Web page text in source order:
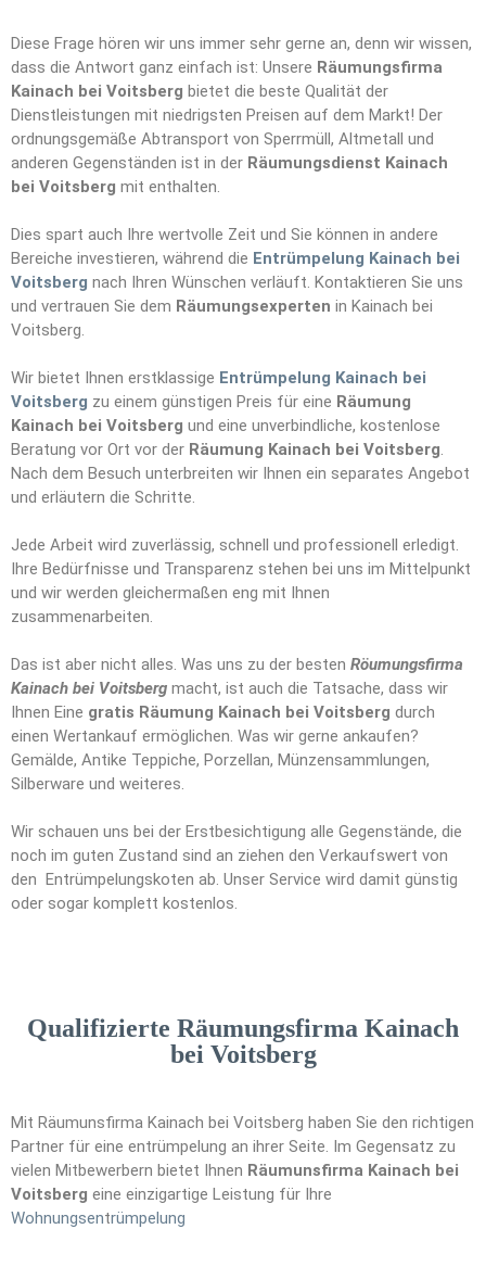
Diese Frage hören wir uns immer sehr gerne an, denn wir wissen,
dass die Antwort ganz einfach ist: Unsere Räumungsfirma
Kainach bei Voitsberg bietet die beste Qualität der
Dienstleistungen mit niedrigsten Preisen auf dem Markt! Der
ordnungsgemäße Abtransport von Sperrmüll, Altmetall und
anderen Gegenständen ist in der Räumungsdienst Kainach
bei Voitsberg mit enthalten.
Dies spart auch Ihre wertvolle Zeit und Sie können in andere
Bereiche investieren, während die Entrümpelung Kainach bei
Voitsberg nach Ihren Wünschen verläuft. Kontaktieren Sie uns
und vertrauen Sie dem Räumungsexperten in Kainach bei
Voitsberg.
Wir bietet Ihnen erstklassige Entrümpelung Kainach bei
Voitsberg zu einem günstigen Preis für eine Räumung
Kainach bei Voitsberg und eine unverbindliche, kostenlose
Beratung vor Ort vor der Räumung Kainach bei Voitsberg.
Nach dem Besuch unterbreiten wir Ihnen ein separates Angebot
und erläutern die Schritte.
Jede Arbeit wird zuverlässig, schnell und professionell erledigt.
Ihre Bedürfnisse und Transparenz stehen bei uns im Mittelpunkt
und wir werden gleichermaßen eng mit Ihnen
zusammenarbeiten.
Das ist aber nicht alles. Was uns zu der besten Röumungsfirma
Kainach bei Voitsberg macht, ist auch die Tatsache, dass wir
Ihnen Eine gratis Räumung Kainach bei Voitsberg durch
einen Wertankauf ermöglichen. Was wir gerne ankaufen?
Gemälde, Antike Teppiche, Porzellan, Münzensammlungen,
Silberware und weiteres.
Wir schauen uns bei der Erstbesichtigung alle Gegenstände, die
noch im guten Zustand sind an ziehen den Verkaufswert von
den Entrümpelungskoten ab. Unser Service wird damit günstig
oder sogar komplett kostenlos.
Qualifizierte Räumungsfirma Kainach
bei Voitsberg
Mit Räumunsfirma Kainach bei Voitsberg haben Sie den richtigen
Partner für eine entrümpelung an ihrer Seite. Im Gegensatz zu
vielen Mitbewerbern bietet Ihnen Räumunsfirma Kainach bei
Voitsberg eine einzigartige Leistung für Ihre
Wohnungsentrümpelung